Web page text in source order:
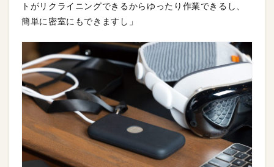
トがリクライニングできるからゆったり作業できるし、
簡単に密室にもできますし」